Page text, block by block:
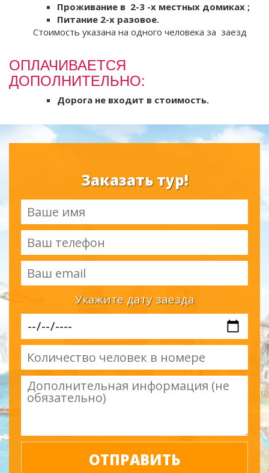
Проживание в 2-3 -х местных домиках ;
Питание 2-х разовое.
Стоимость указана на одного человека за заезд
ОПЛАЧИВАЕТСЯ
ДОПОЛНИТЕЛЬНО:
Дорога не входит в стоимость.
Заказать тур!
Укажите дату заезда